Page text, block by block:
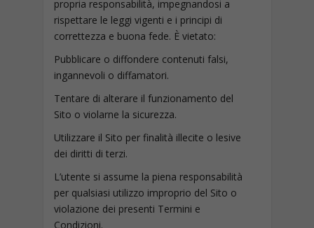
propria responsabilità, impegnandosi a
rispettare le leggi vigenti e i principi di
correttezza e buona fede. È vietato:
Pubblicare o diffondere contenuti falsi,
ingannevoli o diffamatori.
Tentare di alterare il funzionamento del
Sito o violarne la sicurezza.
Utilizzare il Sito per finalità illecite o lesive
dei diritti di terzi.
L’utente si assume la piena responsabilità
per qualsiasi utilizzo improprio del Sito o
violazione dei presenti Termini e
Condizioni.